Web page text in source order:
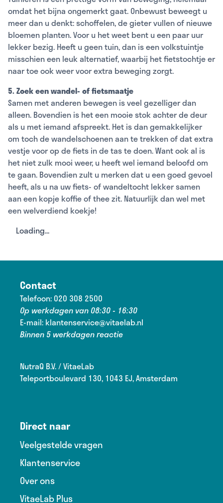
omdat het bijna ongemerkt gaat. Onbewust beweegt u
meer dan u denkt: schoffelen, de gieter vullen of nieuwe
bloemen planten. Voor u het weet bent u een paar uur
lekker bezig. Heeft u geen tuin, dan is een volkstuintje
misschien een leuk alternatief, waarbij het fietstochtje er
naar toe ook weer voor extra beweging zorgt.
5. Zoek een wandel- of fietsmaatje
Samen met anderen bewegen is veel gezelliger dan
alleen. Bovendien is het een mooie stok achter de deur
als u met iemand afspreekt. Het is dan gemakkelijker
om toch de wandelschoenen aan te trekken of dat extra
vestje voor op de fiets in de tas te doen. Want ook al is
het niet zulk mooi weer, u heeft wel iemand beloofd om
te gaan. Bovendien zult u merken dat u een goed gevoel
heeft, als u na uw fiets- of wandeltocht lekker samen
aan een kopje koffie of thee zit. Natuurlijk dan wel met
een welverdiend koekje!
Loading...
Contact
Telefoon: 020 308 2500
Op werkdagen van 08:30 - 16:30
E-mail: klantenservice@vitaelab.nl
Binnen 5 werkdagen reactie
NutraQ B.V. / VitaeLab
Teleportboulevard 130, 1043 EJ, Amsterdam
Direct naar
Veelgestelde vragen
Klantenservice
Over ons
VitaeLab Plus